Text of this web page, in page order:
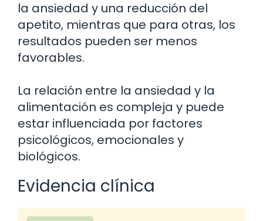
la ansiedad y una reducción del
apetito, mientras que para otras, los
resultados pueden ser menos
favorables.
La relación entre la ansiedad y la
alimentación es compleja y puede
estar influenciada por factores
psicológicos, emocionales y
biológicos.
Evidencia clínica